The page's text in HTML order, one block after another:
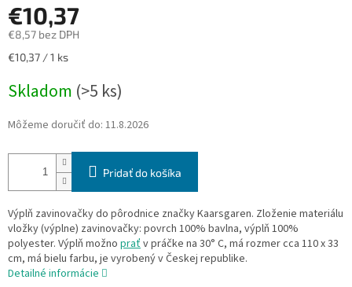
€10,37
€8,57 bez DPH
Jednotková
€10,37 / 1 ks
Skladom (>5 ks)
Môžeme doručiť do: 11.8.2026
Pridať do košíka
Výplň zavinovačky do pôrodnice značky Kaarsgaren. Zloženie materiálu
vložky (výplne) zavinovačky: povrch 100% bavlna, výplň 100%
polyester. Výplň možno praťv práčke na 30° C, má rozmer cca 110 x 33
cm, má bielu farbu, je vyrobený v Českej republike.
Detailné informácie